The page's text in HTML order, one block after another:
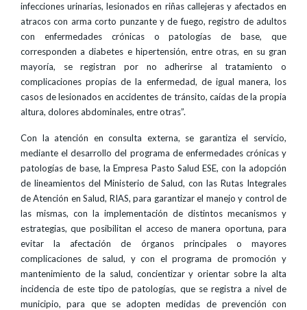
infecciones urinarias, lesionados en riñas callejeras y afectados en
atracos con arma corto punzante y de fuego, registro de adultos
con enfermedades crónicas o patologías de base, que
corresponden a diabetes e hipertensión, entre otras, en su gran
mayoría, se registran por no adherirse al tratamiento o
complicaciones propias de la enfermedad, de igual manera, los
casos de lesionados en accidentes de tránsito, caídas de la propia
altura, dolores abdominales, entre otras”.
Con la atención en consulta externa, se garantiza el servicio,
mediante el desarrollo del programa de enfermedades crónicas y
patologías de base, la Empresa Pasto Salud ESE, con la adopción
de lineamientos del Ministerio de Salud, con las Rutas Integrales
de Atención en Salud, RIAS, para garantizar el manejo y control de
las mismas, con la implementación de distintos mecanismos y
estrategias, que posibilitan el acceso de manera oportuna, para
evitar la afectación de órganos principales o mayores
complicaciones de salud, y con el programa de promoción y
mantenimiento de la salud, concientizar y orientar sobre la alta
incidencia de este tipo de patologías, que se registra a nivel de
municipio, para que se adopten medidas de prevención con